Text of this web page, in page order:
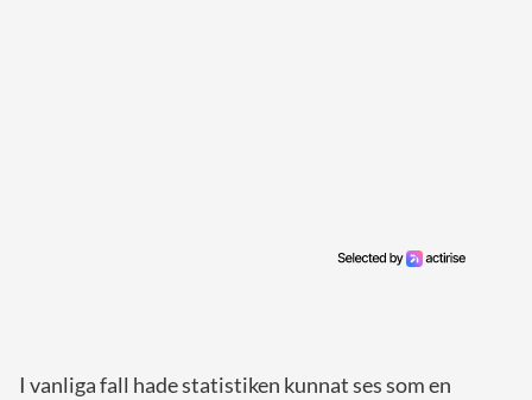
I vanliga fall hade statistiken kunnat ses som en